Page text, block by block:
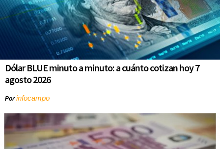
Dólar BLUE minuto a minuto: a cuánto cotizan hoy 7
agosto 2026
Porinfocampo